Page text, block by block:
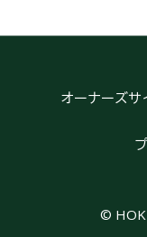
オーナーズサ
©